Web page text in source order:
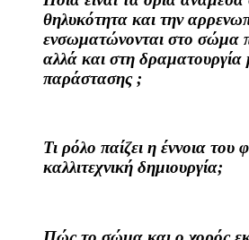
θηλυκότητα και την
ενσωματώνονται στο σώμα
αλλά και στη δραματουργία
παράστασης ;
Τι ρόλο παίζει η έννοια του
καλλιτεχνική δημιουργία;